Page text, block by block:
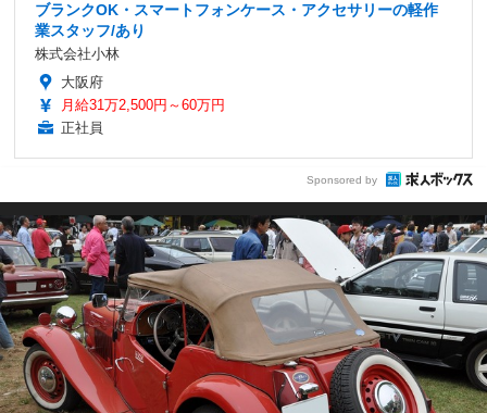
ブランクOK・スマートフォンケース・アクセサリーの軽作
業スタッフ/あり
株式会社小林
大阪府
月給31万2,500円～60万円
正社員
Sponsored by